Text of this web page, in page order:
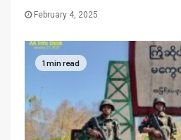
February 4, 2025
1 min read